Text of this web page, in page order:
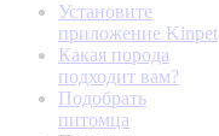
Установите
приложение Kinpet
Какая порода
подходит вам?
Подобрать
питомца